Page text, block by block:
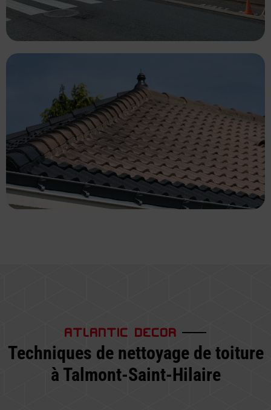
ATLANTIC DECOR
Techniques de nettoyage de toiture
à Talmont-Saint-Hilaire